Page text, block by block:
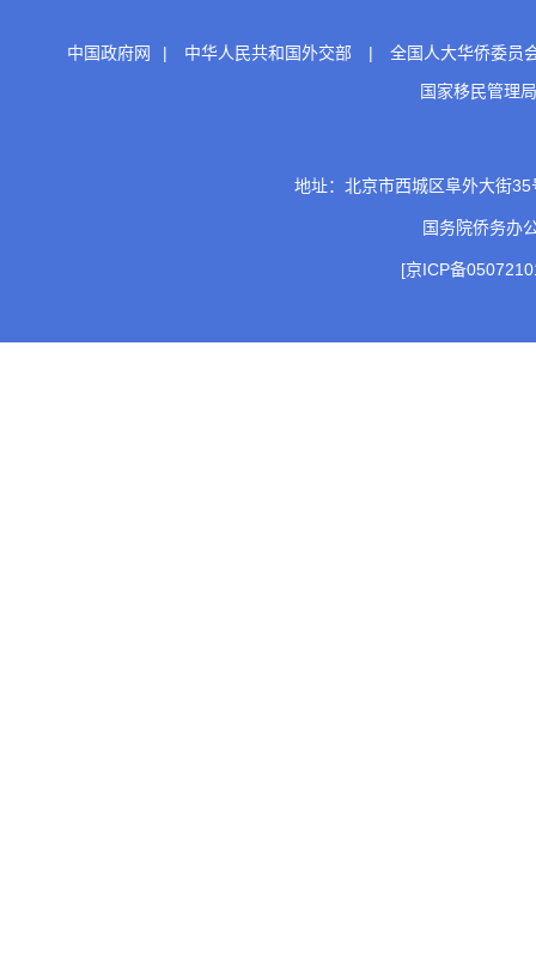
中国政府网 | 中华人民共和国外交部 |
全国人大华侨委员
国家移民管理局
地址：北京市西城区阜外大街
国务院侨务
[京ICP备